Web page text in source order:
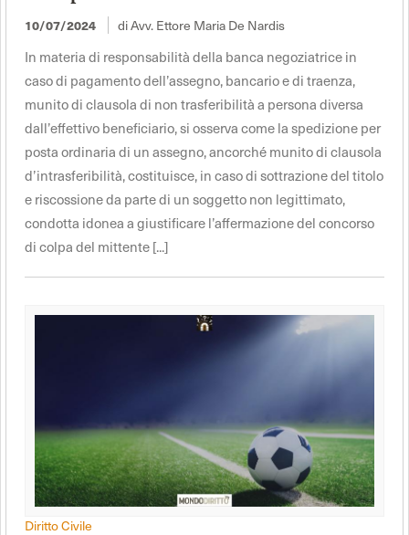
10/07/2024 di Avv. Ettore Maria De Nardis
In materia di responsabilità della banca negoziatrice in
caso di pagamento dell’assegno, bancario e di traenza,
munito di clausola di non trasferibilità a persona diversa
dall’effettivo beneficiario, si osserva come la spedizione per
posta ordinaria di un assegno, ancorché munito di clausola
d’intrasferibilità, costituisce, in caso di sottrazione del titolo
e riscossione da parte di un soggetto non legittimato,
condotta idonea a giustificare l’affermazione del concorso
di colpa del mittente [...]
Diritto Civile